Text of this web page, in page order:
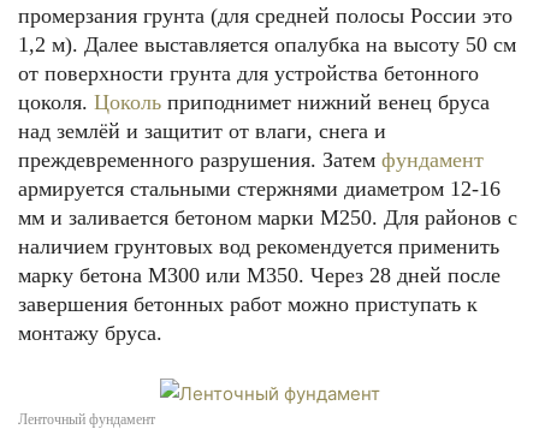
промерзания грунта (для средней полосы России это
1,2 м). Далее выставляется опалубка на высоту 50 см
от поверхности грунта для устройства бетонного
цоколя. Цоколь приподнимет нижний венец бруса
над землёй и защитит от влаги, снега и
преждевременного разрушения. Затем фундамент
армируется стальными стержнями диаметром 12-16
мм и заливается бетоном марки М250. Для районов с
наличием грунтовых вод рекомендуется применить
марку бетона М300 или М350. Через 28 дней после
завершения бетонных работ можно приступать к
монтажу бруса.
Ленточный фундамент